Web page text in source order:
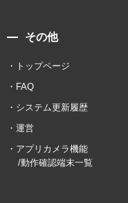
その他
トップページ
FAQ
システム更新履歴
運営
アプリカメラ機能
/動作確認端末一覧